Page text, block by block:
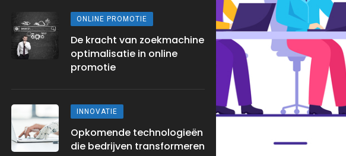
Opkomende trends in
digitale marketing
ONLINE PROMOTIE
De kracht van zoekmachine
optimalisatie in online
promotie
INNOVATIE
Opkomende technologieën
die bedrijven transformeren